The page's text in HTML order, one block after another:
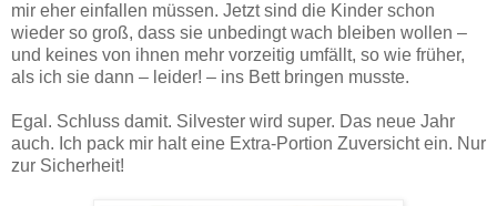
mir eher einfallen müssen. Jetzt sind die Kinder schon
wieder so groß, dass sie unbedingt wach bleiben wollen –
und keines von ihnen mehr vorzeitig umfällt, so wie früher,
als ich sie dann – leider! – ins Bett bringen musste.
Egal. Schluss damit. Silvester wird super. Das neue Jahr
auch. Ich pack mir halt eine Extra-Portion Zuversicht ein. Nur
zur Sicherheit!